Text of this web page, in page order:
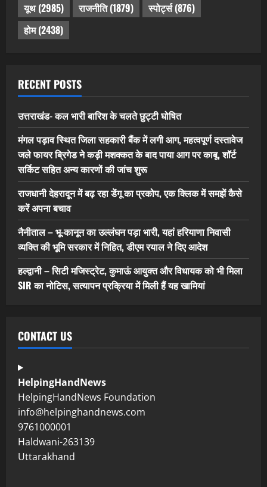
यूथ(2985) राजनीति(1879) स्पोर्ट्स(876)
होम(2438)
RECENT POSTS
उत्तराखंड- कल भारी बारिश के चलते छुट्टी घोषित
मंगल पड़ाव स्थित जिला सहकारी बैंक में लगी आग, महत्वपूर्ण दस्तावेज
जले फायर ब्रिगेड ने कड़ी मशक्कत के बाद पाया आग पर काबू, शॉर्ट
सर्किट सहित अन्य कारणों की जांच शुरू
राजधानी देहरादून में बढ़ रहा डेंगू का प्रकोप, एक क्लिक में समझें कैसे
करें अपना बचाव
नैनीताल – भू-कानून का उल्लंघन पड़ा भारी, यहां हरियाणा निवासी
व्यक्ति की भूमि सरकार में निहित, डीएम रयाल ने दिए आदेश
हल्द्वानी – सिटी मजिस्ट्रेट, कुमाऊं आयुक्त और विधायक को भी मिला
SIR का नोटिस, सत्यापन प्रक्रिया में मिली हैं यह खामियां
CONTACT US
HelpingHandNews
HelpingHandNews Foundation
info@helpinghandnews.com
9761000001
Haldwani-263139
Uttarakhand